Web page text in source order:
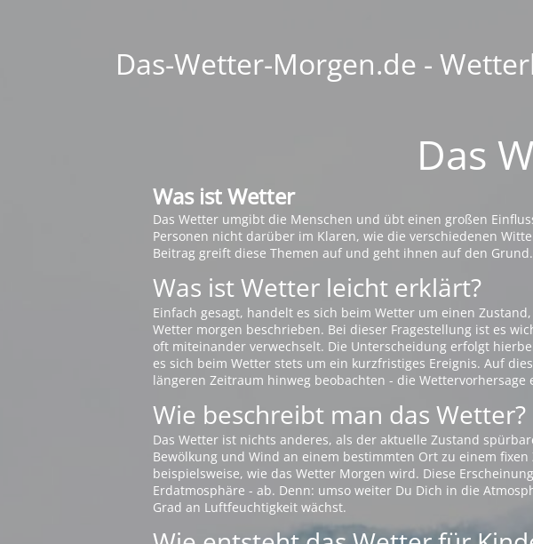
Das-Wetter-Morgen.de -
Das
Was ist Wetter
Das Wetter umgibt die Menschen und übt einen großen
Personen nicht darüber im Klaren, wie die verschiedenen
Beitrag greift diese Themen auf und geht ihnen auf den Grund.
Was ist Wetter leicht erklärt?
Einfach gesagt, handelt es sich beim Wetter um einen
Wetter morgen beschrieben. Bei dieser Fragestellung ist es
oft miteinander verwechselt. Die Unterscheidung erfolgt
es sich beim Wetter stets um ein kurzfristiges Ereignis. Auf
längeren Zeitraum hinweg beobachten - die
Wie beschreibt man das Wetter?
Das Wetter ist nichts anderes, als der aktuelle Zustand
Bewölkung und Wind an einem bestimmten Ort zu einem
beispielsweise, wie das Wetter Morgen wird. Diese
Erdatmosphäre - ab. Denn: umso weiter Du Dich in die
Grad an Luftfeuchtigkeit wächst.